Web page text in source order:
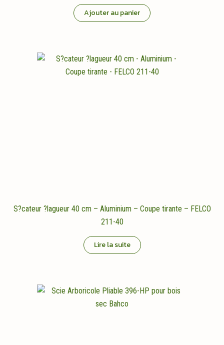
Ajouter au panier
S?cateur ?lagueur 40 cm – Aluminium – Coupe tirante – FELCO
211-40
Lire la suite